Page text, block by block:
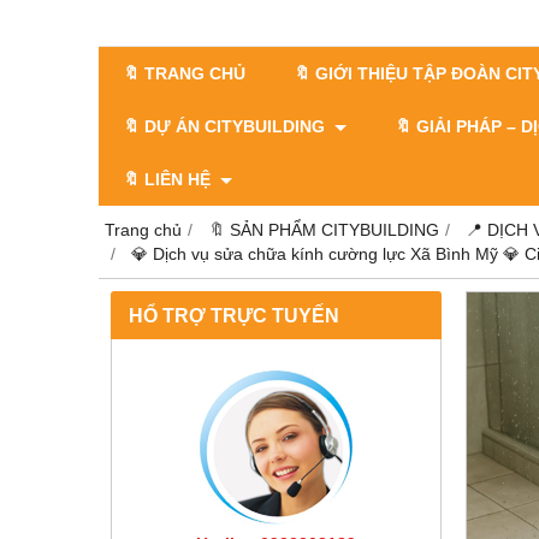
🔖 TRANG CHỦ 🔖 GIỚI THIỆU TẬP ĐOÀN
🔖 DỰ ÁN CITYBUILDING 🔖 GIẢI PHÁP –
🔖 LIÊN HỆ
Trang chủ 🔖 SẢN PHẨM CITYBUILDING
📍 DỊCH
💎 Dịch vụ sửa chữa kính cường lực Xã Bình Mỹ 💎
HỔ TRỢ TRỰC TUYẾN